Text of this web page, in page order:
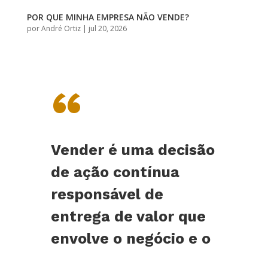
POR QUE MINHA EMPRESA NÃO VENDE?
porAndré Ortiz| jul 20, 2026
“
Vender é uma decisão
de ação contínua
responsável de
entrega de valor que
envolve o negócio e o